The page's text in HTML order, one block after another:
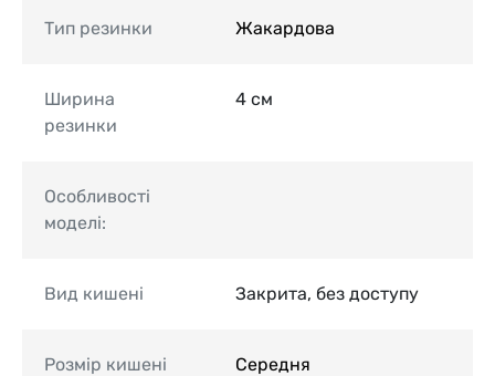
Тип резинки Жакардова
Ширина
резинки
4 см
Особливості
моделі:
Вид кишені Закрита, без доступу
Розмір кишені Середня